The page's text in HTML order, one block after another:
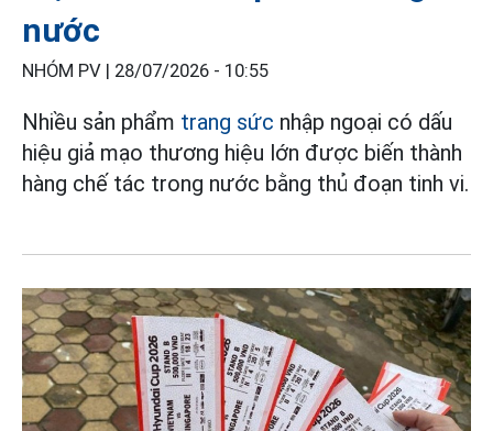
nước
NHÓM PV | 28/07/2026 - 10:55
Nhiều sản phẩm trang sức nhập ngoại có dấu
hiệu giả mạo thương hiệu lớn được biến thành
hàng chế tác trong nước bằng thủ đoạn tinh vi.